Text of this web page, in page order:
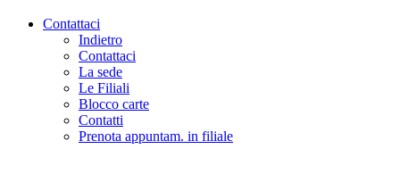
Contattaci
Indietro
Contattaci
La sede
Le Filiali
Blocco carte
Contatti
Prenota appuntam. in filiale